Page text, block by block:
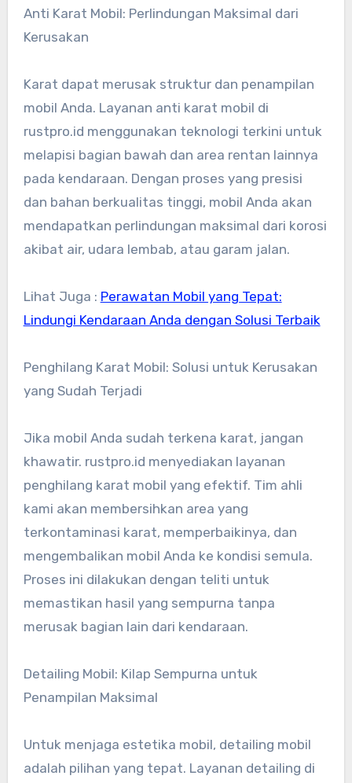
Anti Karat Mobil: Perlindungan Maksimal dari
Kerusakan
Karat dapat merusak struktur dan penampilan
mobil Anda. Layanan anti karat mobil di
rustpro.id menggunakan teknologi terkini untuk
melapisi bagian bawah dan area rentan lainnya
pada kendaraan. Dengan proses yang presisi
dan bahan berkualitas tinggi, mobil Anda akan
mendapatkan perlindungan maksimal dari korosi
akibat air, udara lembab, atau garam jalan.
Lihat Juga : Perawatan Mobil yang Tepat:
Lindungi Kendaraan Anda dengan Solusi Terbaik
Penghilang Karat Mobil: Solusi untuk Kerusakan
yang Sudah Terjadi
Jika mobil Anda sudah terkena karat, jangan
khawatir. rustpro.id menyediakan layanan
penghilang karat mobil yang efektif. Tim ahli
kami akan membersihkan area yang
terkontaminasi karat, memperbaikinya, dan
mengembalikan mobil Anda ke kondisi semula.
Proses ini dilakukan dengan teliti untuk
memastikan hasil yang sempurna tanpa
merusak bagian lain dari kendaraan.
Detailing Mobil: Kilap Sempurna untuk
Penampilan Maksimal
Untuk menjaga estetika mobil, detailing mobil
adalah pilihan yang tepat. Layanan detailing di